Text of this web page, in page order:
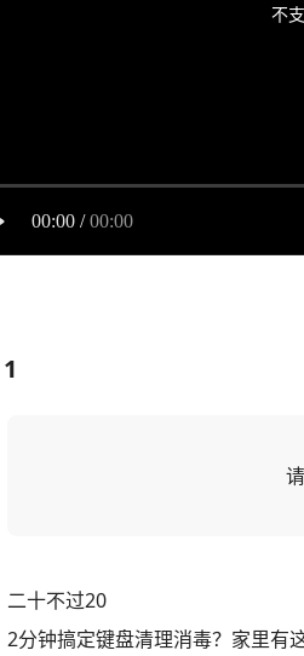
不
00:00 / 00:00
1
二十不过20
2分钟搞定键盘清理消毒？家里